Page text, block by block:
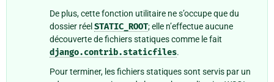
De plus, cette fonction utilitaire ne s’occupe que du
dossier réel STATIC_ROOT; elle n’effectue aucune
découverte de fichiers statiques comme le fait
django.contrib.staticfiles.
Pour terminer, les fichiers statiques sont servis par un